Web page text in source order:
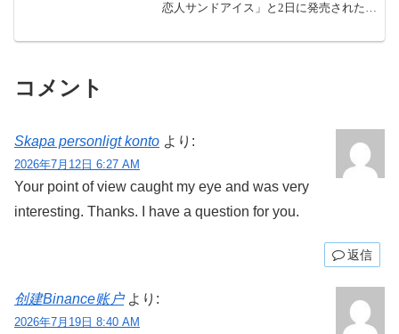
恋人サンドアイス」と2日に発売された
コメント
Skapa personligt konto より:
2026年7月12日 6:27 AM
Your point of view caught my eye and was very
interesting. Thanks. I have a question for you.
返信
创建Binance账户 より:
2026年7月19日 8:40 AM